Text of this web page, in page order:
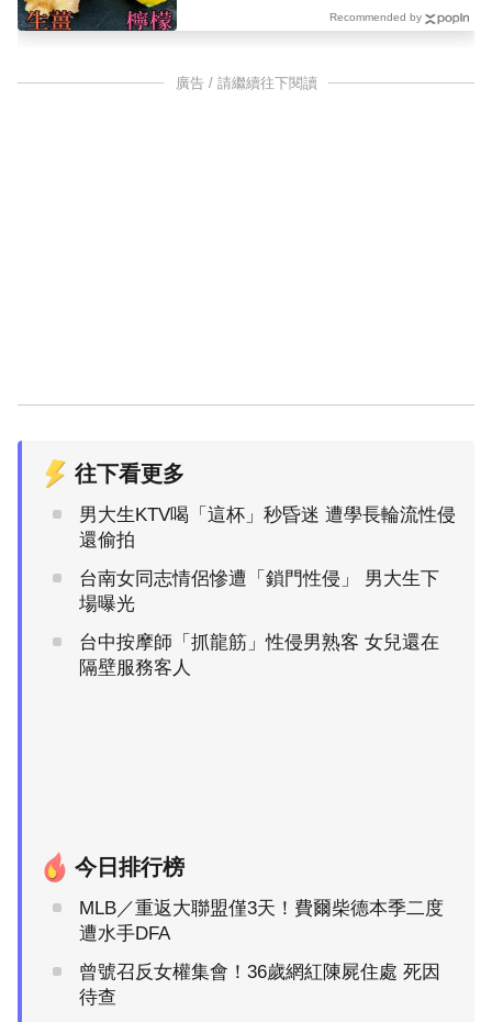
Recommended by
廣告 / 請繼續往下閱讀
往下看更多
男大生KTV喝「這杯」秒昏迷 遭學長輪流性侵
還偷拍
台南女同志情侶慘遭「鎖門性侵」 男大生下
場曝光
台中按摩師「抓龍筋」性侵男熟客 女兒還在
隔壁服務客人
今日排行榜
MLB／重返大聯盟僅3天！費爾柴德本季二度
遭水手DFA
曾號召反女權集會！36歲網紅陳屍住處 死因
待查